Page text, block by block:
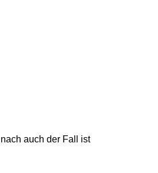
auch der Fall ist